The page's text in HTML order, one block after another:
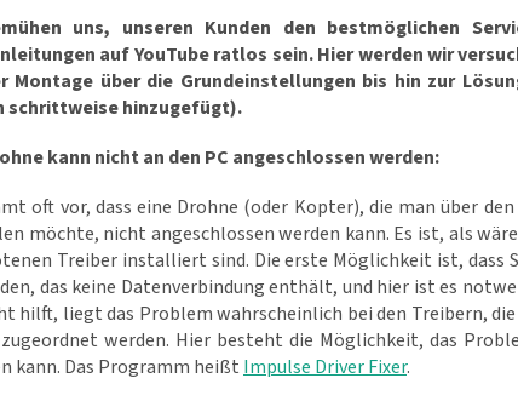
uns, unseren Kunden den bestmöglichen
auf YouTube ratlos sein. Hier werden wir
Montage über die Grundeinstellungen bis hin zur
schrittweise hinzugefügt).
kann nicht an den PC angeschlossen werden:
oft vor, dass eine Drohne (oder Kopter), die man über
möchte, nicht angeschlossen werden kann. Es ist, als
Treiber installiert sind. Die erste Möglichkeit ist, dass
das keine Datenverbindung enthält, und hier ist es
hilft, liegt das Problem wahrscheinlich bei den Treibern,
werden. Hier besteht die Möglichkeit, das
kann. Das Programm heißt Impulse Driver Fixer.